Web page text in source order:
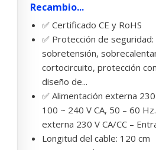
Recambio...
✅ Certificado CE y RoHS
✅ Protección de
sobretensión,
cortocircuito, protección
diseño de...
✅ Alimentación externa
100 ~ 240 V CA, 50 – 60
externa 230 V CA/CC –
Longitud del cable: 120 cm